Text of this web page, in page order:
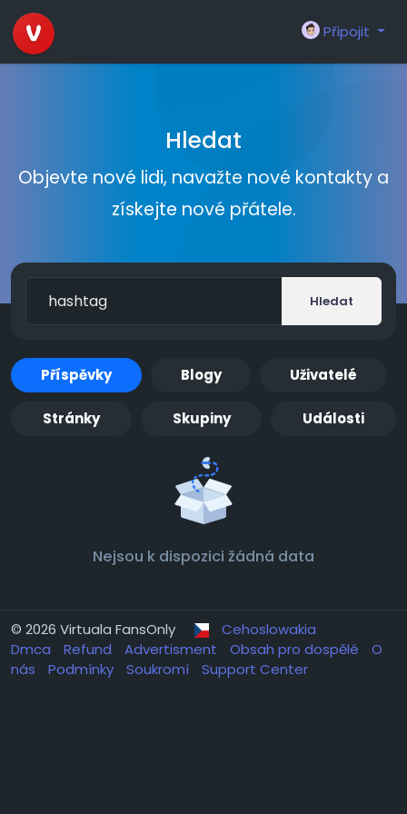
Připojit
Hledat
Objevte nové lidi, navažte nové kontakty a
získejte nové přátele.
Hledat
Příspěvky Blogy Uživatelé
Stránky Skupiny Události
Nejsou k dispozici žádná data
© 2026 Virtuala FansOnly
Cehoslowakia
Dmca
Refund Advertisment Obsah pro dospělé
O
nás
Podmínky Soukromí Support Center